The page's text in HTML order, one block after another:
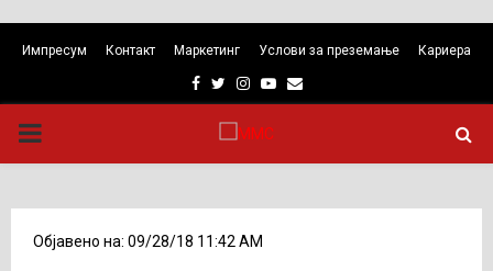
Импресум Контакт Маркетинг Услови за преземање Кариера
Facebook
TwitterInstagram
Youtube
Email
PRIMARY
Објавено на: 09/28/18 11:42 AM